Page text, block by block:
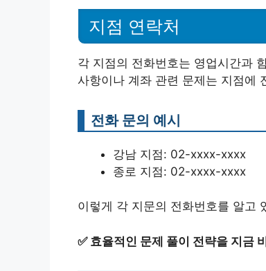
지점 연락처
각 지점의 전화번호는 영업시간과
사항이나 계좌 관련 문제는 지점에
전화 문의 예시
강남 지점: 02-xxxx-xxxx
종로 지점: 02-xxxx-xxxx
이렇게 각 지문의 전화번호를 알고
✅ 효율적인 문제 풀이 전략을 지금